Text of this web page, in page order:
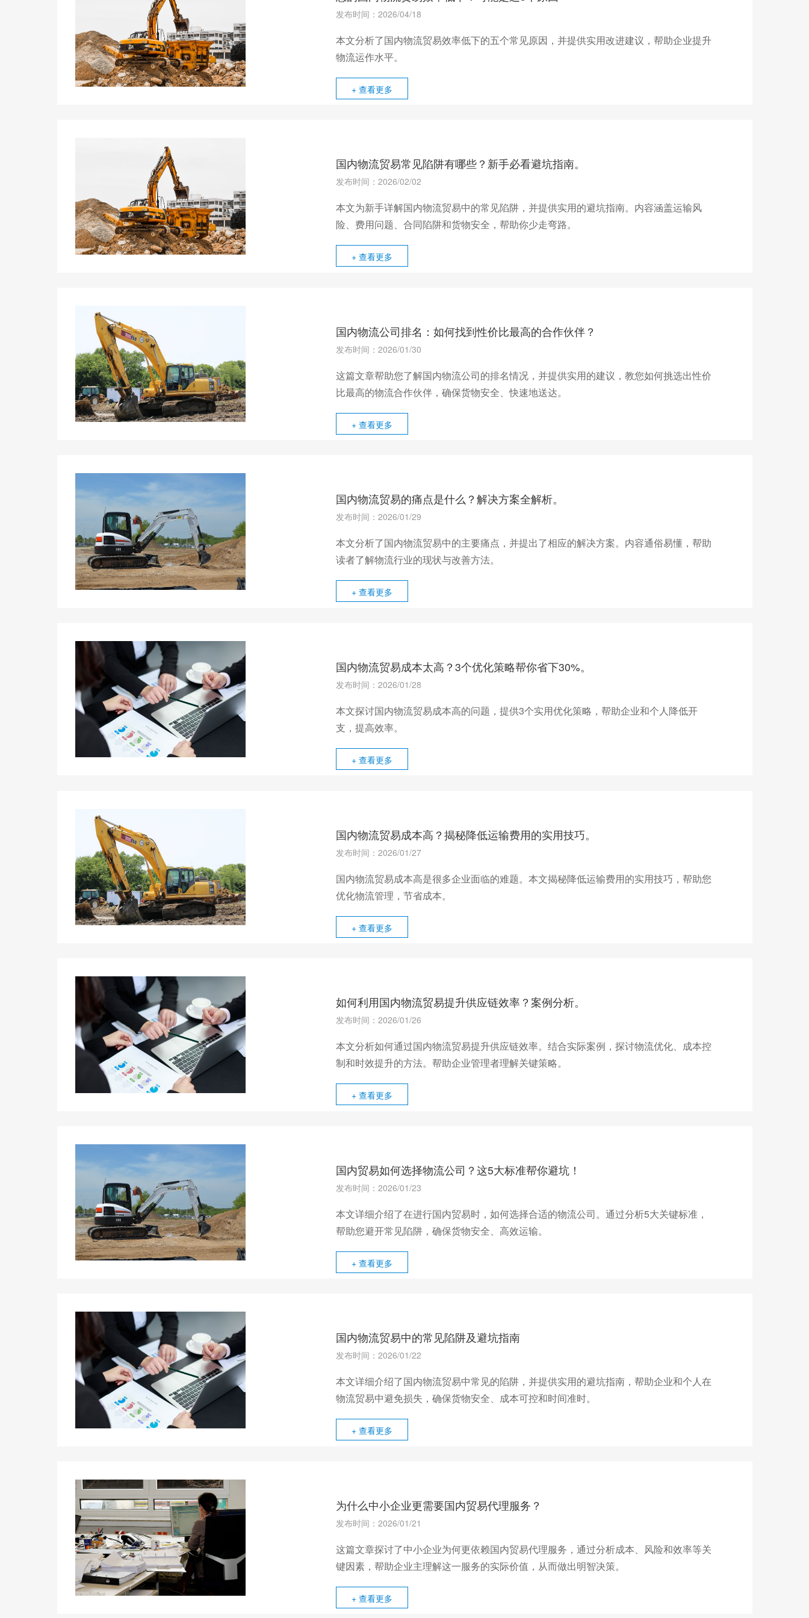
发布时间：2026/04/18
本文分析了国内物流贸易效率低下的五个常见原因，并提供实用改进建议，帮助企业提升
物流运作水平。
+ 查看更多
国内物流贸易常见陷阱有哪些？新手必看避坑指南。
发布时间：2026/02/02
本文为新手详解国内物流贸易中的常见陷阱，并提供实用的避坑指南。内容涵盖运输风
险、费用问题、合同陷阱和货物安全，帮助你少走弯路。
+ 查看更多
国内物流公司排名：如何找到性价比最高的合作伙伴？
发布时间：2026/01/30
这篇文章帮助您了解国内物流公司的排名情况，并提供实用的建议，教您如何挑选出性价
比最高的物流合作伙伴，确保货物安全、快速地送达。
+ 查看更多
国内物流贸易的痛点是什么？解决方案全解析。
发布时间：2026/01/29
本文分析了国内物流贸易中的主要痛点，并提出了相应的解决方案。内容通俗易懂，帮助
读者了解物流行业的现状与改善方法。
+ 查看更多
国内物流贸易成本太高？3个优化策略帮你省下30%。
发布时间：2026/01/28
本文探讨国内物流贸易成本高的问题，提供3个实用优化策略，帮助企业和个人降低开
支，提高效率。
+ 查看更多
国内物流贸易成本高？揭秘降低运输费用的实用技巧。
发布时间：2026/01/27
国内物流贸易成本高是很多企业面临的难题。本文揭秘降低运输费用的实用技巧，帮助您
优化物流管理，节省成本。
+ 查看更多
如何利用国内物流贸易提升供应链效率？案例分析。
发布时间：2026/01/26
本文分析如何通过国内物流贸易提升供应链效率。结合实际案例，探讨物流优化、成本控
制和时效提升的方法。帮助企业管理者理解关键策略。
+ 查看更多
国内贸易如何选择物流公司？这5大标准帮你避坑！
发布时间：2026/01/23
本文详细介绍了在进行国内贸易时，如何选择合适的物流公司。通过分析5大关键标准，
帮助您避开常见陷阱，确保货物安全、高效运输。
+ 查看更多
国内物流贸易中的常见陷阱及避坑指南
发布时间：2026/01/22
本文详细介绍了国内物流贸易中常见的陷阱，并提供实用的避坑指南，帮助企业和个人在
物流贸易中避免损失，确保货物安全、成本可控和时间准时。
+ 查看更多
为什么中小企业更需要国内贸易代理服务？
发布时间：2026/01/21
这篇文章探讨了中小企业为何更依赖国内贸易代理服务，通过分析成本、风险和效率等关
键因素，帮助企业主理解这一服务的实际价值，从而做出明智决策。
+ 查看更多